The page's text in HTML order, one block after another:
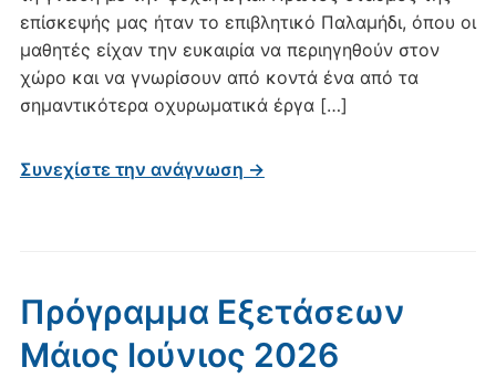
επίσκεψής μας ήταν το επιβλητικό Παλαμήδι, όπου οι
μαθητές είχαν την ευκαιρία να περιηγηθούν στον
χώρο και να γνωρίσουν από κοντά ένα από τα
σημαντικότερα οχυρωματικά έργα […]
Συνεχίστε την ανάγνωση →
Πρόγραμμα Εξετάσεων
Μάιος Ιούνιος 2026